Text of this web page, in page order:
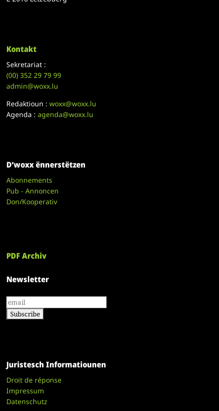
Kontakt
Sekretariat :
(00)352 29 79 99
admin@woxx.lu
Redaktioun :woxx@woxx.lu
Agenda :agenda@woxx.lu
D’woxx ënnerstëtzen
Abonnements
Pub - Annoncen
Don/Kooperativ
PDF Archiv
Newsletter
Juristesch Informatiounen
Droit de réponse
Impressum
Datenschutz